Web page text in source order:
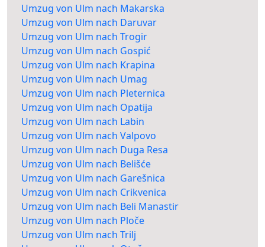
Umzug von Ulm nach Makarska
Umzug von Ulm nach Daruvar
Umzug von Ulm nach Trogir
Umzug von Ulm nach Gospić
Umzug von Ulm nach Krapina
Umzug von Ulm nach Umag
Umzug von Ulm nach Pleternica
Umzug von Ulm nach Opatija
Umzug von Ulm nach Labin
Umzug von Ulm nach Valpovo
Umzug von Ulm nach Duga Resa
Umzug von Ulm nach Belišće
Umzug von Ulm nach Garešnica
Umzug von Ulm nach Crikvenica
Umzug von Ulm nach Beli Manastir
Umzug von Ulm nach Ploče
Umzug von Ulm nach Trilj